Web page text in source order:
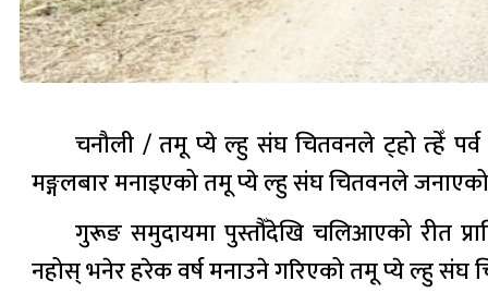
चनौली / तमू प्ये ल्हु संघ चितवनले ट्हो त्हेँ
मङ्गलबार मनाइएको तमू प्ये ल्हु संघ चितवनले
गुरूङ समुदायमा पुस्तौँदेखि चलिआएको रीत
नहोस् भनेर हरेक वर्ष मनाउने गरिएको तमू प्ये ल्हु संघ